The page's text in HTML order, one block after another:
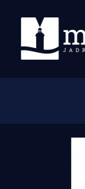
Morski